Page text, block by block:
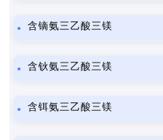
含镝氨三乙酸三镁
含钬氨三乙酸三镁
含铒氨三乙酸三镁